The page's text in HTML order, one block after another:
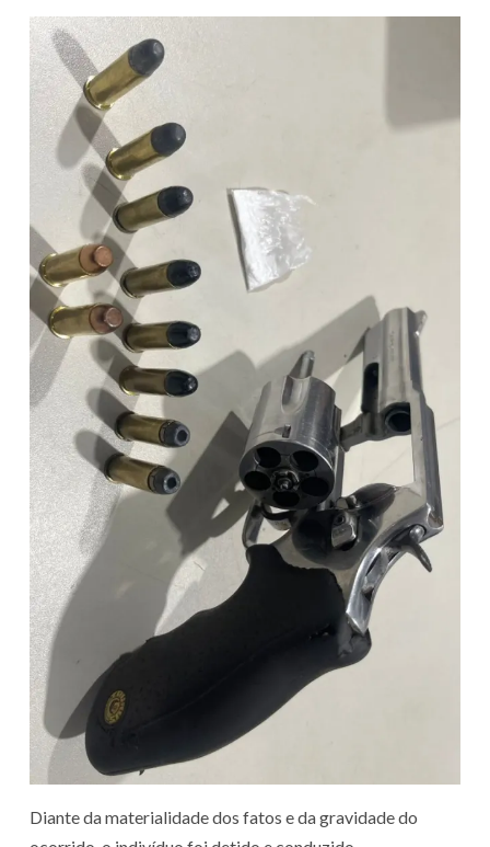
Diante da materialidade dos fatos e da gravidade do